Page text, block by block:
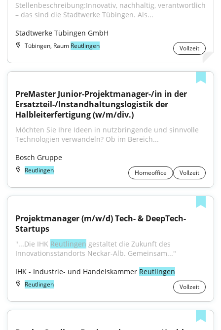
Stellenbeschreibung:Innovativ, nachhaltig, verantwortlich
– das sind die Stadtwerke Tübingen. Als...
Stadtwerke Tübingen GmbH
Tübingen, Raum Reutlingen Vollzeit
PreMaster Junior-Projektmanager-/in in der
Ersatzteil-/Instandhaltungslogistik der
Halbleiterfertigung (w/m/div.)
Möchten Sie Ihre Ideen in nutzbringende und sinnvolle
Technologien verwandeln? Ob im Bereich...
Bosch Gruppe
Reutlingen Homeoffice Vollzeit
Projektmanager (m/w/d) Tech- & DeepTech-
Startups
"...Die IHK Reutlingen gestaltet die Zukunft des
Innovationsstandorts Neckar-Alb. Gemeinsam..."
IHK - Industrie- und Handelskammer Reutlingen
Reutlingen Vollzeit